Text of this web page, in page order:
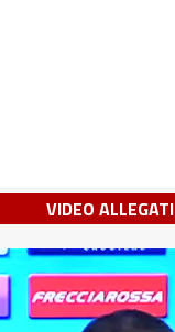
VIDEO ALLEGATI